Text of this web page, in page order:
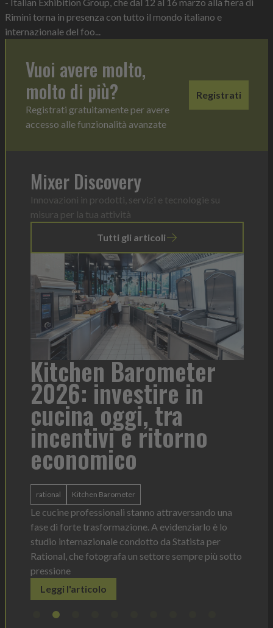
Rimini torna in presenza con tutto il mondo italiano e
internazionale del foo...
Vuoi avere molto,
molto di più?
Registrati gratuitamente per avere
accesso alle funzionalità avanzate
Registrati
Mixer Discovery
Innovazioni in prodotti, servizi e tecnologie su
misura per la tua attività
Tutti gli articoli
Kitchen Barometer
2026: investire in
cucina oggi, tra
incentivi e ritorno
economico
rational Kitchen Barometer
Le cucine professionali stanno attraversando una
fase di forte trasformazione. A evidenziarlo è lo
studio internazionale condotto da Statista per
Rational, che fotografa un settore sempre più sotto
pressione
Leggi l'articolo